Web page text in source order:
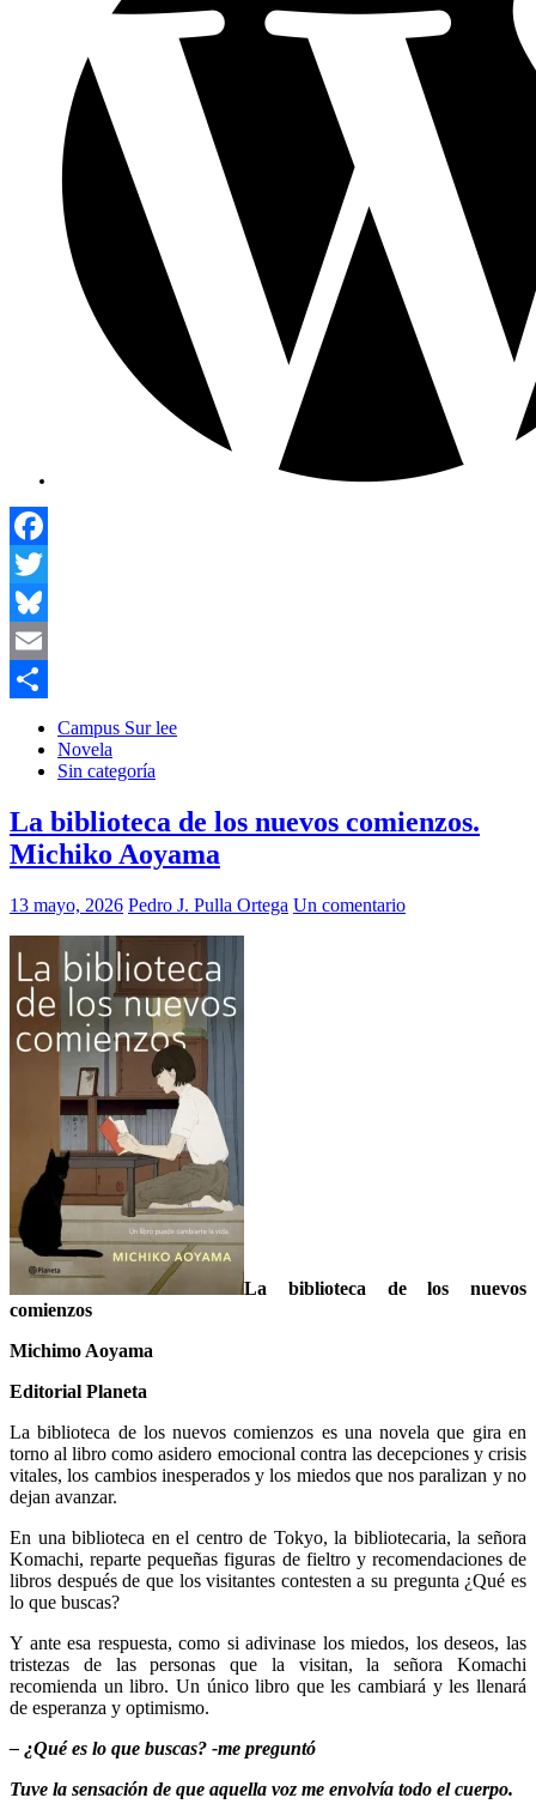
Facebook
Twitter
Bluesky
Email
Compartir
Campus Sur lee
Novela
Sin categoría
La biblioteca de los nuevos comienzos.
Michiko Aoyama
13 mayo, 2026 Pedro J. Pulla Ortega Un comentario
La biblioteca de los nuevos
comienzos
Michimo Aoyama
Editorial Planeta
La biblioteca de los nuevos comienzos es una novela que gira en
torno al libro como asidero emocional contra las decepciones y crisis
vitales, los cambios inesperados y los miedos que nos paralizan y no
dejan avanzar.
En una biblioteca en el centro de Tokyo, la bibliotecaria, la señora
Komachi, reparte pequeñas figuras de fieltro y recomendaciones de
libros después de que los visitantes contesten a su pregunta ¿Qué es
lo que buscas?
Y ante esa respuesta, como si adivinase los miedos, los deseos, las
tristezas de las personas que la visitan, la señora Komachi
recomienda un libro. Un único libro que les cambiará y les llenará
de esperanza y optimismo.
– ¿Qué es lo que buscas? -me preguntó
Tuve la sensación de que aquella voz me envolvía todo el cuerpo.